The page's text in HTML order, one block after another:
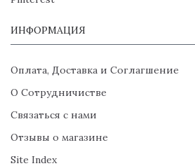
ИНФОРМАЦИЯ
Оплата, Доставка и Соглагшение
О Сотрудничистве
Связаться с нами
Отзывы о магазине
Site Index